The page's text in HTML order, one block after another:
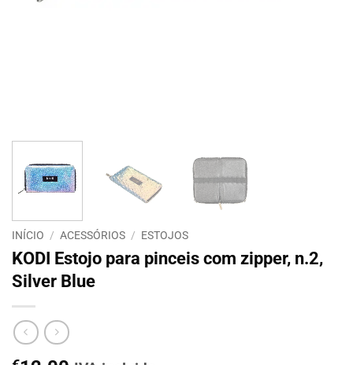
INÍCIO / ACESSÓRIOS / ESTOJOS
KODI Estojo para pinceis com zipper, n.2,
Silver Blue